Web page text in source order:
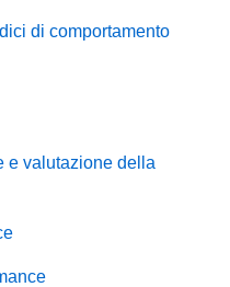
di comportamento
e valutazione della